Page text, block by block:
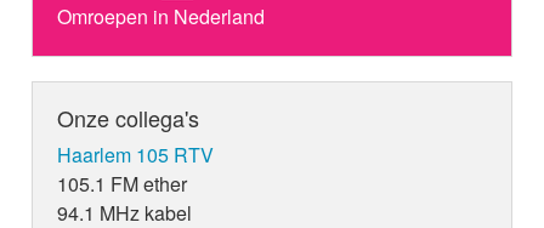
Omroepen in Nederland
Onze collega's
Haarlem 105 RTV
105.1 FM ether
94.1 MHz kabel